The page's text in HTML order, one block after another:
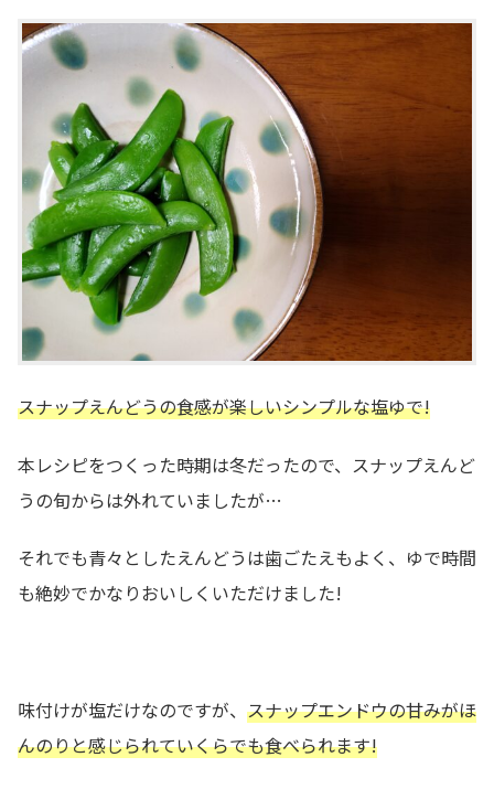
スナップえんどうの食感が楽しいシンプルな塩ゆで!
本レシピをつくった時期は冬だったので、スナップえんど
うの旬からは外れていましたが…
それでも青々としたえんどうは歯ごたえもよく、ゆで時間
も絶妙でかなりおいしくいただけました!
味付けが塩だけなのですが、 スナップエンドウの甘みがほ
んのりと感じられていくらでも食べられます!